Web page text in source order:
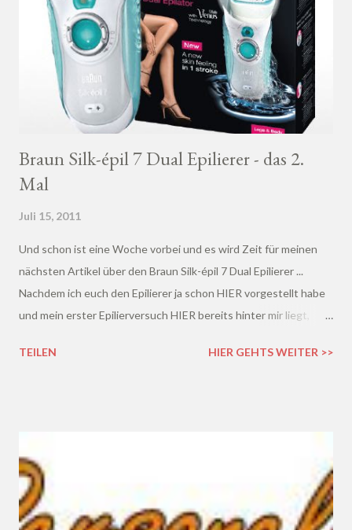
Braun Silk-épil 7 Dual Epilierer - das 2.
Mal
Juli 15, 2011
Und schon ist eine Woche vorbei und es wird Zeit für meinen
nächsten Artikel über den Braun Silk-épil 7 Dual Epilierer ...
Nachdem ich euch den Epilierer ja schon HIER vorgestellt habe
und mein erster Epilierversuch HIER bereits hinter mir liegt,
TEILEN
HIER GEHTS WEITER >>